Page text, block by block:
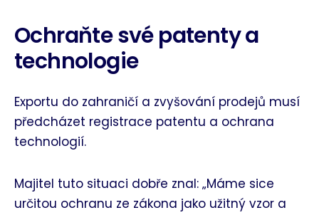
Ochraňte své patenty a
technologie
Exportu do zahraničí a zvyšování prodejů musí
předcházet registrace patentu a ochrana
technologií.
Majitel tuto situaci dobře znal: „Máme sice
určitou ochranu ze zákona jako užitný vzor a